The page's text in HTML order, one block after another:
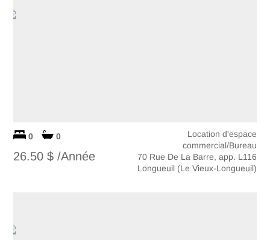
0 0
26.50 $ /Année
Location d'espace
commercial/Bureau
70 Rue De La Barre, app. L116
Longueuil (Le Vieux-Longueuil)